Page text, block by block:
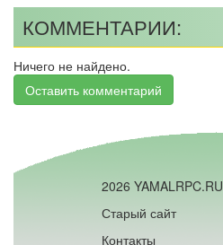
КОММЕНТАРИИ:
Ничего не найдено.
Оставить комментарий
2026 YAMALRPC.RU
Старый сайт
Контакты